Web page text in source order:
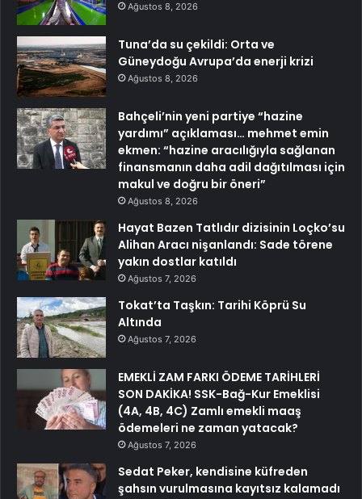
Ağustos 8, 2026
Tuna’da su çekildi: Orta ve
Güneydoğu Avrupa’da enerji krizi
Ağustos 8, 2026
Bahçeli’nin yeni partiye “hazine
yardımı” açıklaması… mehmet emin
ekmen: “hazine aracılığıyla sağlanan
finansmanın daha adil dağıtılması için
makul ve doğru bir öneri”
Ağustos 8, 2026
Hayat Bazen Tatlıdır dizisinin Loçko’su
Alihan Aracı nişanlandı: Sade törene
yakın dostlar katıldı
Ağustos 7, 2026
Tokat’ta Taşkın: Tarihi Köprü Su
Altında
Ağustos 7, 2026
EMEKLİ ZAM FARKI ÖDEME TARİHLERİ
SON DAKİKA! SSK-Bağ-Kur Emeklisi
(4A, 4B, 4C) Zamlı emekli maaş
ödemeleri ne zaman yatacak?
Ağustos 7, 2026
Sedat Peker, kendisine küfreden
şahsın vurulmasına kayıtsız kalamadı